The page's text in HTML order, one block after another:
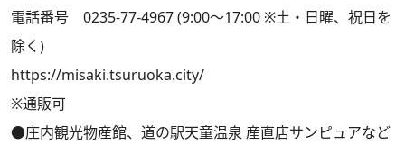
電話番号 0235-77-4967 (9:00～17:00 ※土・日曜、祝日を
除く)
https://misaki.tsuruoka.city/
※通販可
●庄内観光物産館、道の駅天童温泉 産直店サンピュアなど